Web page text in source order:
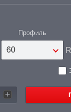
Профиль
60 R
+